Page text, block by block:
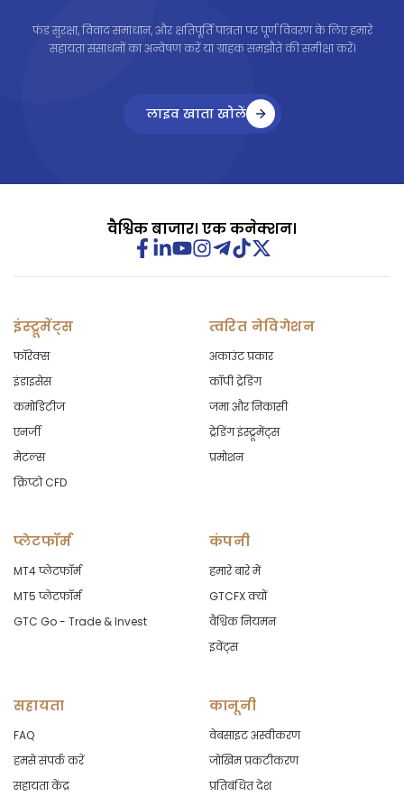
फंड सुरक्षा, विवाद समाधान, और क्षतिपूर्ति पात्रता पर पूर्ण विवरण के लिए हमारे
सहायता संसाधनों का अन्वेषण करें या ग्राहक समझौते की समीक्षा करें।
लाइव खाता खोलें
वैश्विक बाजार। एक कनेक्शन।
इंस्ट्रूमेंट्स
फॉरेक्स
इंडाइसेस
कमोडिटीज
एनर्जी
मेटल्स
क्रिप्टो CFD
त्वरित नेविगेशन
अकाउंट प्रकार
कॉपी ट्रेडिंग
जमा और निकासी
ट्रेडिंग इंस्ट्रूमेंट्स
प्रमोशन
प्लेटफॉर्म
MT4 प्लेटफॉर्म
MT5 प्लेटफॉर्म
GTC Go - Trade & Invest
कंपनी
हमारे बारे में
GTCFX क्यों
वैश्विक नियमन
इवेंट्स
सहायता
FAQ
हमसे संपर्क करें
सहायता केंद्र
कानूनी
वेबसाइट अस्वीकरण
जोखिम प्रकटीकरण
प्रतिबंधित देश